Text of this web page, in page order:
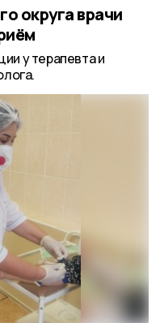
округа врачи
у терапевта и